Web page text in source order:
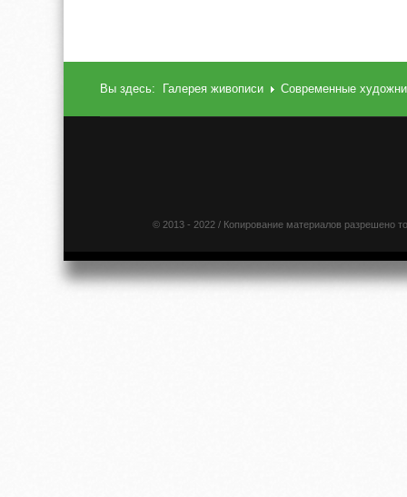
Вы здесь: Галерея живописи Современные
© 2013 - 2022 / Копирование материалов разрешено